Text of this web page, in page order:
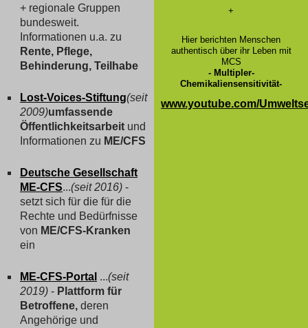
+ regionale Gruppen
bundesweit.
Informationen u.a. zu
Rente, Pflege,
Behinderung, Teilhabe
Lost-Voices-Stiftung(seit
2009)umfassende
Öffentlichkeitsarbeit und
Informationen zu ME/CFS
Deutsche Gesellschaft
ME-CFS...(seit 2016) -
setzt sich für die für die
Rechte und Bedürfnisse
von ME/CFS-Kranken
ein
ME-CFS-Portal ...(seit
2019) - Plattform für
Betroffene, deren
Angehörige und
+
Hier berichten Menschen
authentisch über ihr Leben mit
MCS
- Multipler-
Chemikaliensensitivität-
www.youtube.com/